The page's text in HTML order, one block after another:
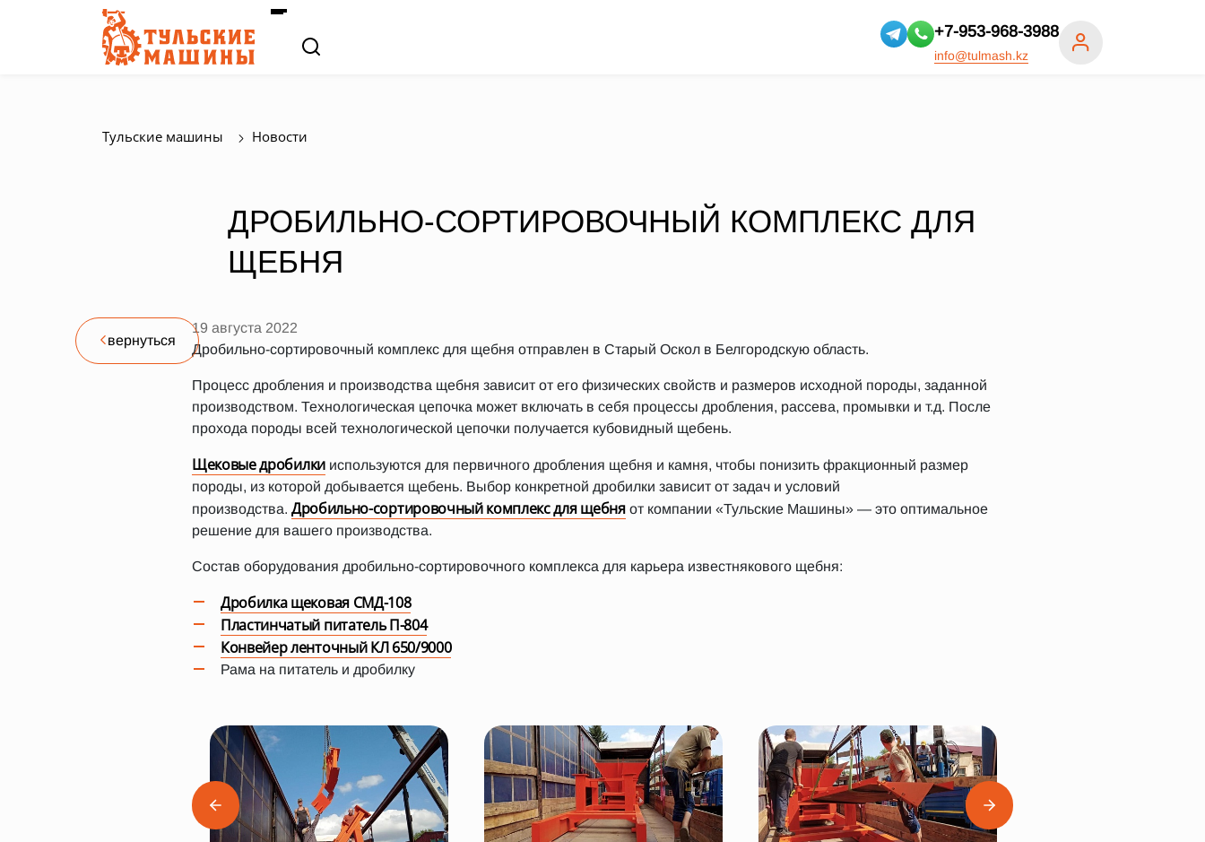
+7-953-968-3988
info@tulmash.kz
Тульские машины Новости
ДРОБИЛЬНО-СОРТИРОВОЧНЫЙ КОМПЛЕКС ДЛЯ
ЩЕБНЯ
вернуться
19 августа 2022
Дробильно-сортировочный комплекс для щебня отправлен в Старый Оскол в Белгородскую область.
Процесс дробления и производства щебня зависит от его физических свойств и размеров исходной породы, заданной
производством. Технологическая цепочка может включать в себя процессы дробления, рассева, промывки и т.д. После
прохода породы всей технологической цепочки получается кубовидный щебень.
Щековые дробилкииспользуются для первичного дробления щебня и камня, чтобы понизить фракционный размер
породы, из которой добывается щебень. Выбор конкретной дробилки зависит от задач и условий
производства. Дробильно-сортировочный комплекс для щебняот компании «Тульские Машины» — это оптимальное
решение для вашего производства.
Состав оборудования дробильно-сортировочного комплекса для карьера известнякового щебня:
Дробилка щековая СМД-108
Пластинчатый питатель П-804
Конвейер ленточный КЛ 650/9000
Рама на питатель и дробилку